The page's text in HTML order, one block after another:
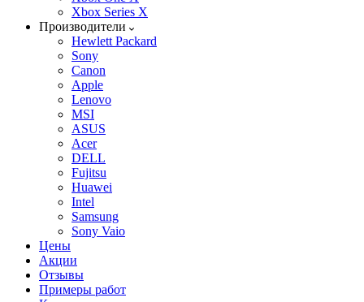
Xbox Series X
Производители
Hewlett Packard
Sony
Canon
Apple
Lenovo
MSI
ASUS
Acer
DELL
Fujitsu
Huawei
Intel
Samsung
Sony Vaio
Цены
Акции
Отзывы
Примеры работ